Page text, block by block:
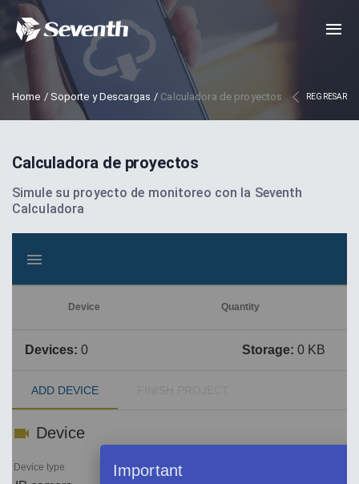
Home / Soporte y Descargas / Calculadora de proyectos REGRESAR
Calculadora de proyectos
Simule su proyecto de monitoreo con la Seventh
Calculadora